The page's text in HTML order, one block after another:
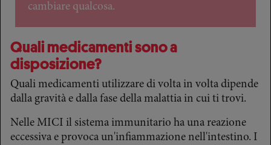
cambiare qualcosa.
Quali medicamenti sono a
disposizione?
Quali medicamenti utilizzare di volta in volta dipende
dalla gravità e dalla fase della malattia in cui ti trovi.
Nelle MICI il sistema immunitario ha una reazione
eccessiva e provoca un'infiammazione nell'intestino. I